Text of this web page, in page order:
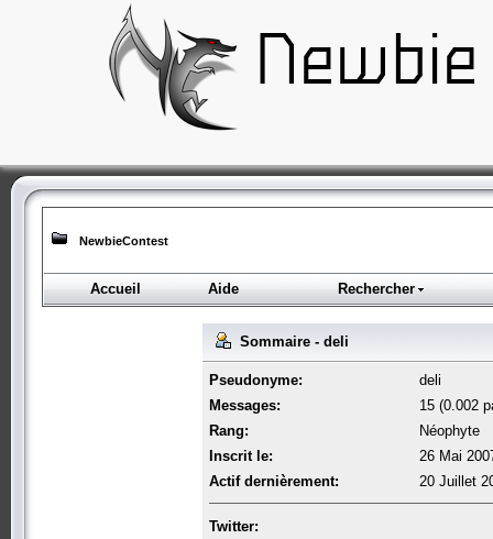
NewbieContest
Accueil Aide Rechercher
Sommaire - deli
Pseudonyme:
deli
Messages:
15 (0.002
Rang:
Néophyte
Inscrit le:
26 Mai
Actif dernièrement:
20 Juillet
Twitter: